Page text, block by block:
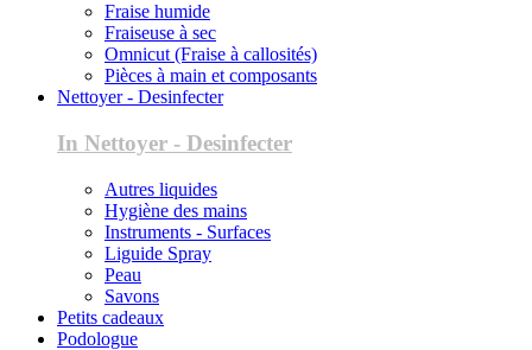
Fraise humide
Fraiseuse à sec
Omnicut (Fraise à callosités)
Pièces à main et composants
Nettoyer - Desinfecter
In Nettoyer - Desinfecter
Autres liquides
Hygiène des mains
Instruments - Surfaces
Liguide Spray
Peau
Savons
Petits cadeaux
Podologue